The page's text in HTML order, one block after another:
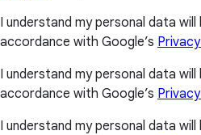
I understand my personal data will
accordance with Google’s
I understand my personal data will
accordance with Google’s
I understand my personal data will